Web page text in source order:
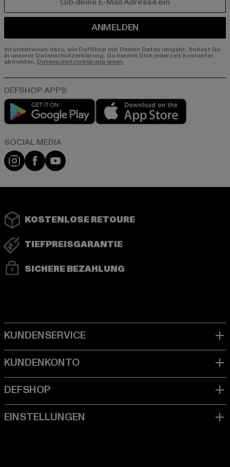
ANMELDEN
Informationen dazu, wie DefShop mit Deinen Daten umgeht, findest Du
in unserer Datenschutzerklärung. Du kannst Dich jederzeit kostenfei
abmelden. Datenschutzerklärung lesen.
Play market
Instagram
FacebookYouTube
KOSTENLOSE RETOURE
TIEFPREISGARANTIE
SICHERE BEZAHLUNG